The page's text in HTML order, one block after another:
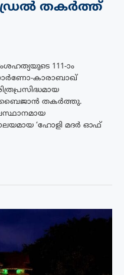
തകർത്ത്
111-ാം
കാരാബാഖ്
തകർത്തു.
‘ഹോളി മദർ ഓഫ്